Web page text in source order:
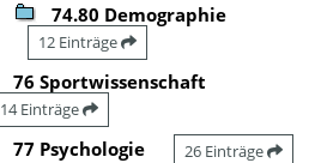
74.80 Demographie
12 Einträge
76 Sportwissenschaft
14 Einträge
77 Psychologie 26 Einträge